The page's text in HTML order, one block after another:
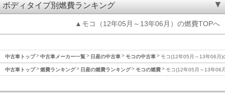
ボディタイプ別燃費ランキング
▲モコ（12年05月～13年06月）の燃費TOPへ
中古車トップ 中古車メーカー一覧 日産の中古車 モコの中古車 モコ(12年05月～13年06月)
中古車トップ 燃費ランキング 日産の燃費ランキング モコの燃費 モコ(12年05月～13年06